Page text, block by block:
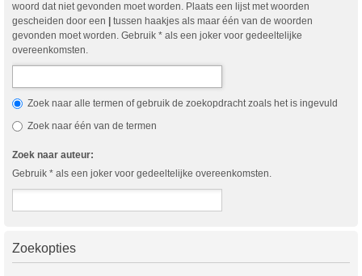
woord dat niet gevonden moet worden. Plaats een lijst met woorden
gescheiden door een | tussen haakjes als maar één van de woorden
gevonden moet worden. Gebruik * als een joker voor gedeeltelijke
overeenkomsten.
Zoek naar alle termen of gebruik de zoekopdracht zoals het is ingevuld
Zoek naar één van de termen
Zoek naar auteur:
Gebruik * als een joker voor gedeeltelijke overeenkomsten.
Zoekopties